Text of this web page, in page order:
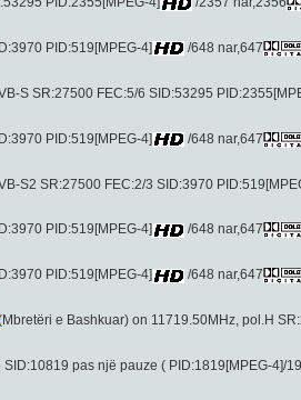
PID:519[MPEG-4] /648 nar,647
S SR:27500 FEC:5/6 SID:53295
PID:519[MPEG-4] /648 nar,647
S2 SR:27500 FEC:2/3 SID:3970
PID:519[MPEG-4] /648 nar,647
PID:519[MPEG-4] /648 nar,647
e Bashkuar) on 11719.50MHz, pol.H
pas një pauze ( PID:1819[MPEG-4]/